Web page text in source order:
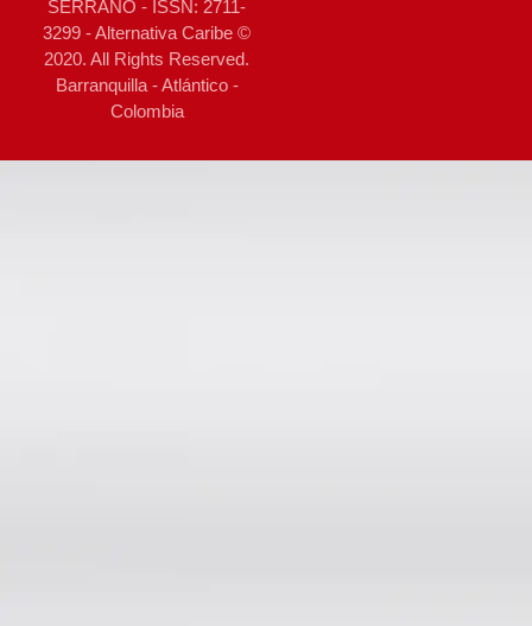
SERRANO - ISSN: 2711-
3299 - Alternativa Caribe ©
2020. All Rights Reserved.
Barranquilla - Atlántico -
Colombia